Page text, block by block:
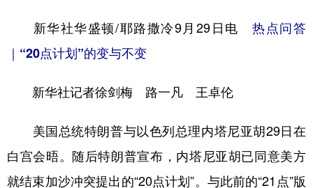
科技 科创 量子 体育
文化 书画
访谈 视频 图片
食品 人居 信息化 数字经济
学术中国 乡村振兴 银龄 溯源中国
新华社华盛顿/耶路撒冷9月29日电热点问答
｜“20点计划”的变与不变
新华社记者徐剑梅 路一凡 王卓伦
美国总统特朗普与以色列总理内塔尼亚胡29日在
白宫会晤。随后特朗普宣布，内塔尼亚胡已同意美方
就结束加沙冲突提出的“20点计划”。与此前的“21点”版